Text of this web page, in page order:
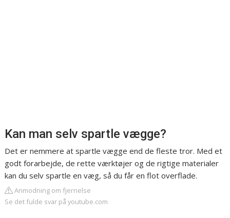
Kan man selv spartle vægge?
Det er nemmere at spartle vægge end de fleste tror. Med et
godt forarbejde, de rette værktøjer og de rigtige materialer
kan du selv spartle en væg, så du får en flot overflade.
Anmodning om fjernelse
Se det fulde svar på youtube.com